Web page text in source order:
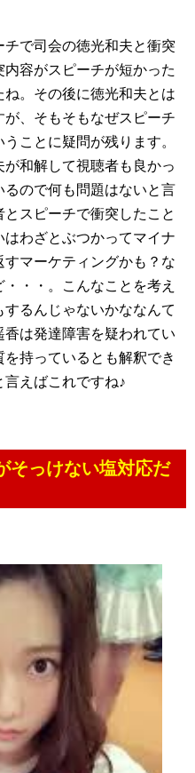
で司会の徳光和夫と衝突
容がスピーチが短かった
。その後に徳光和夫とは
、そもそもなぜスピーチ
ことに疑問が残ります。
和解して視聴者も良かっ
ので何も問題はないと言
スピーチで衝突したこと
わざとぶつかってマイナ
マーケティングかも？な
・・。こんなことを考え
るんじゃないかななんて
は発達障害を疑われてい
持っているとも解釈でき
言えばこれですね♪
そっけない塩対応だ